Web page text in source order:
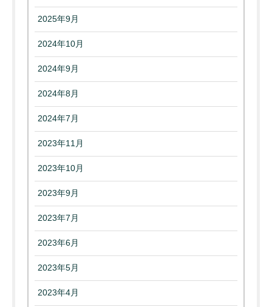
2025年9月
2024年10月
2024年9月
2024年8月
2024年7月
2023年11月
2023年10月
2023年9月
2023年7月
2023年6月
2023年5月
2023年4月